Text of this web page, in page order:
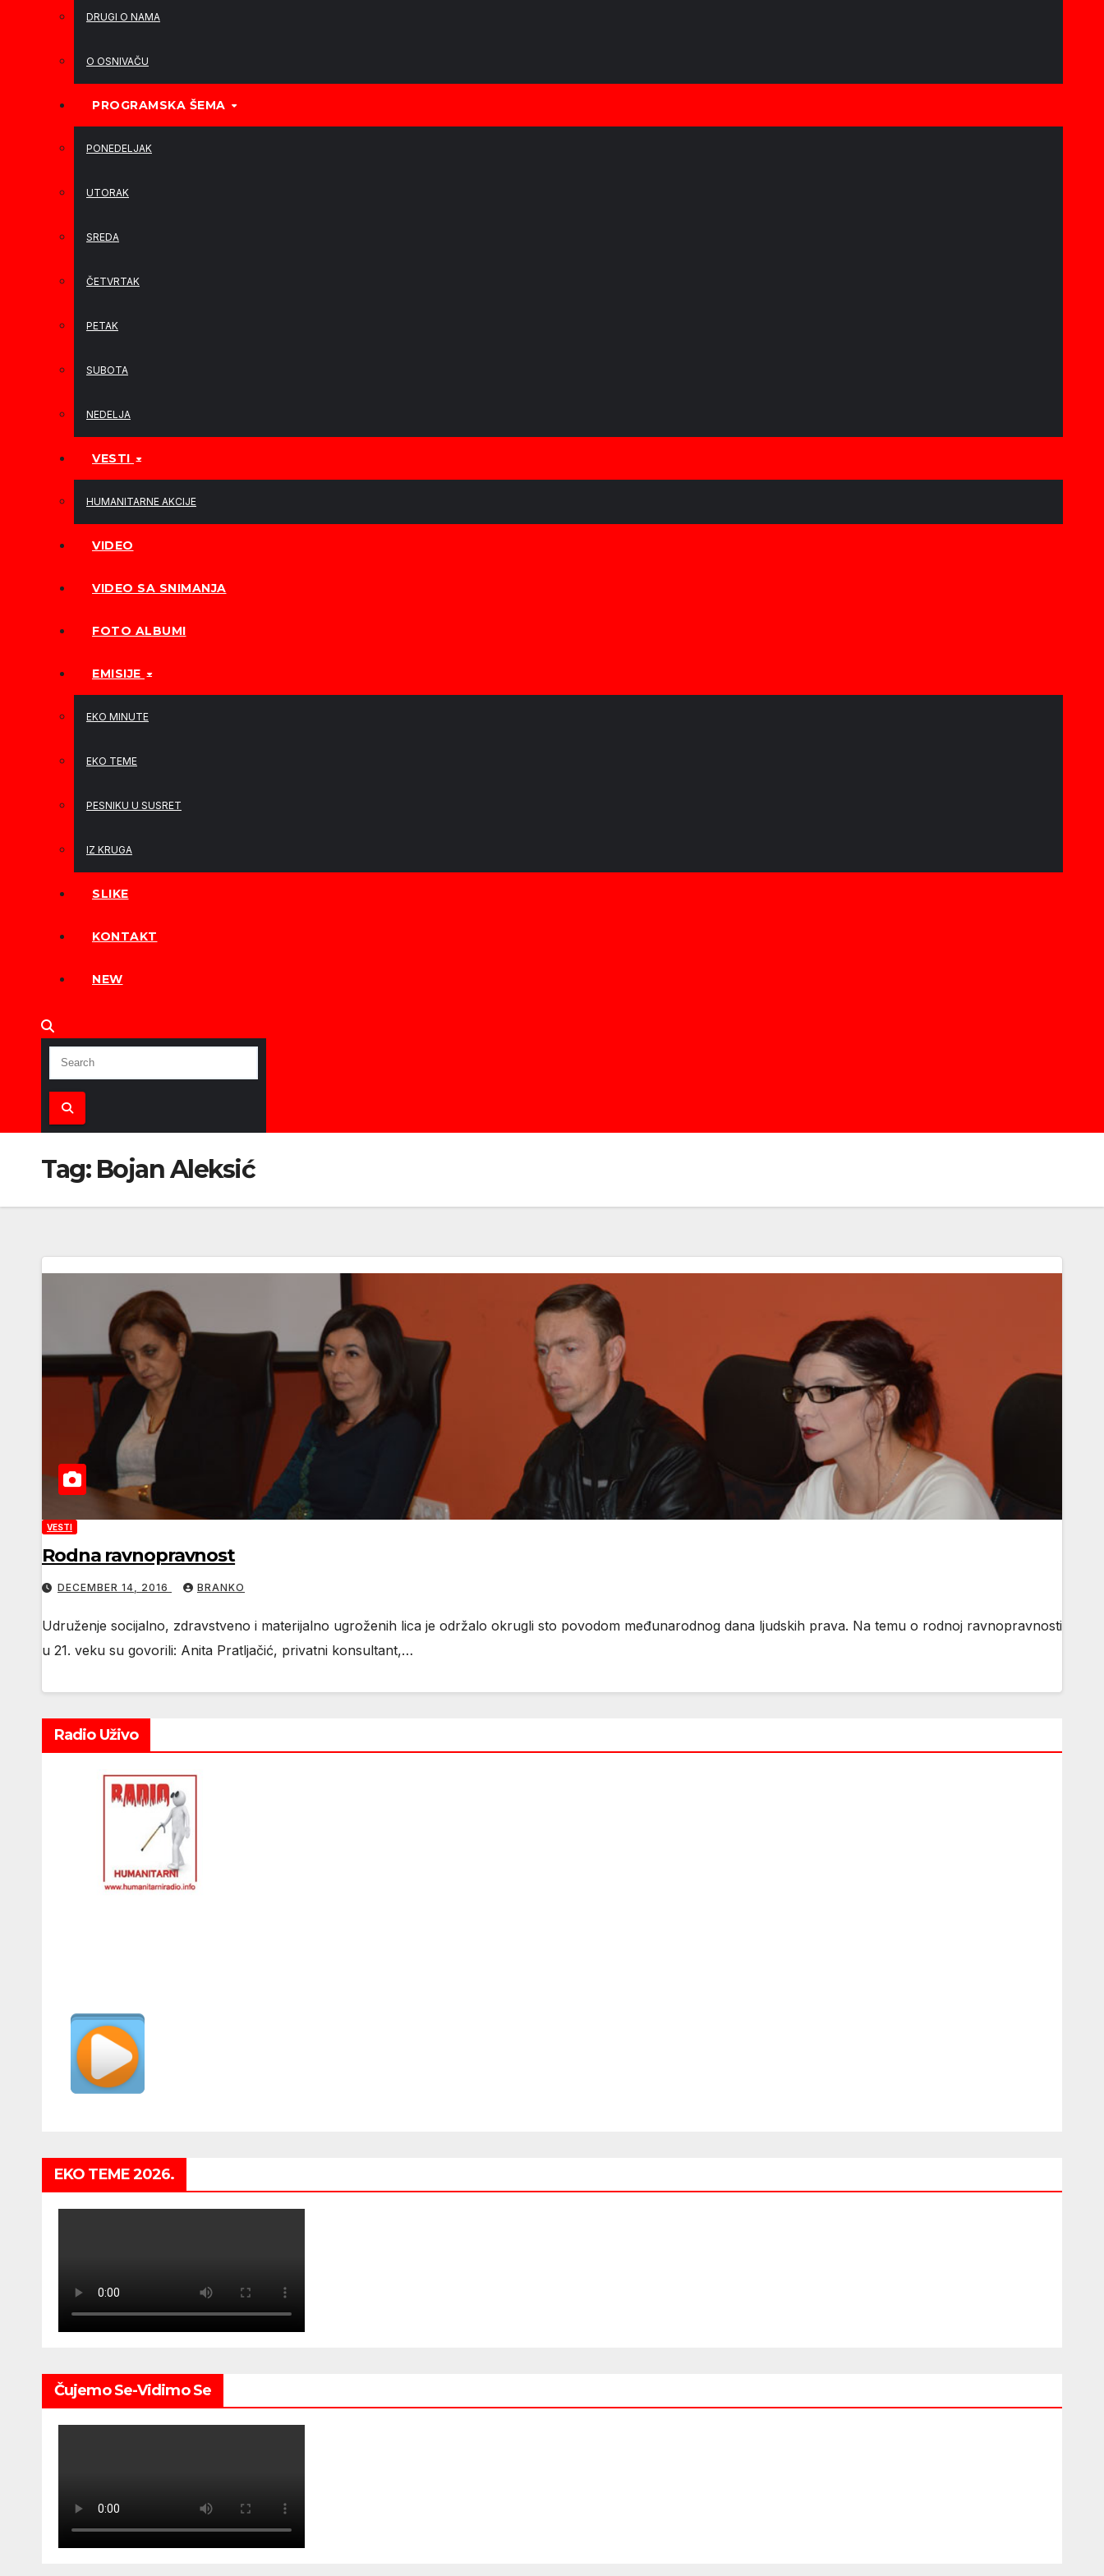
DRUGI O NAMA
O OSNIVAČU
PROGRAMSKA ŠEMA
PONEDELJAK
UTORAK
SREDA
ČETVRTAK
PETAK
SUBOTA
NEDELJA
VESTI
HUMANITARNE AKCIJE
VIDEO
VIDEO SA SNIMANJA
FOTO ALBUMI
EMISIJE
EKO MINUTE
EKO TEME
PESNIKU U SUSRET
IZ KRUGA
SLIKE
KONTAKT
NEW
Tag: Bojan Aleksić
VESTI
Rodna ravnopravnost
DECEMBER 14, 2016 BRANKO
Udruženje socijalno, zdravstveno i materijalno ugroženih lica je održalo okrugli sto povodom međunarodnog dana ljudskih prava. Na temu o rodnoj ravnopravnosti
u 21. veku su govorili: Anita Pratljačić, privatni konsultant,…
Radio Uživo
EKO TEME 2026.
Čujemo Se-Vidimo Se